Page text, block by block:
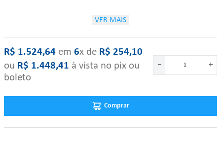
para fixação no bolso e interruptor liga/desliga integrado.
19 lentes de -20 a +20 dioptrias com marcador iluminado
Óptica selada à prova de poeiras
Borracha de proteção evita riscar a lente dos óculos
Lâmpada Xenon Halógena 2.5V (amarelada)
Cabeça em ABS, resistente à impactos
Em caso de dúvidas, por favor entrar em contato com a nossa Central de
VER MAIS
R$ 1.524,64 ‎ em‎ ‎ 6x de‎ ‎ R$ 254,10
ou R$ 1.448,41 à vista no pix ou
boleto
＋
－
Comprar